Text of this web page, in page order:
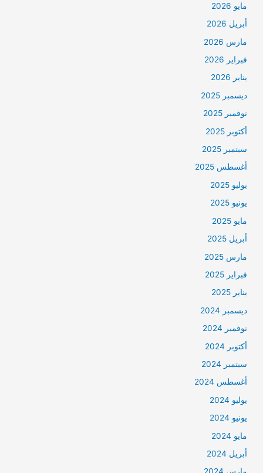
مايو 2026
أبريل 2026
مارس 2026
فبراير 2026
يناير 2026
ديسمبر 2025
نوفمبر 2025
أكتوبر 2025
سبتمبر 2025
أغسطس 2025
يوليو 2025
يونيو 2025
مايو 2025
أبريل 2025
مارس 2025
فبراير 2025
يناير 2025
ديسمبر 2024
نوفمبر 2024
أكتوبر 2024
سبتمبر 2024
أغسطس 2024
يوليو 2024
يونيو 2024
مايو 2024
أبريل 2024